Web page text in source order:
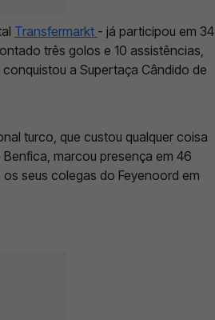
Transfermarkt - já participou em 34
três golos e 10 assistências,
a Supertaça Cândido de
turco, que custou qualquer coisa
marcou presença em 46
seus colegas do Feyenoord em